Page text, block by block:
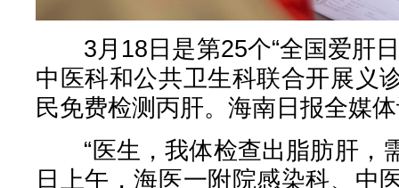
3月18日是第25个“全国爱肝日
中医科和公共卫生科联合开展义
民免费检测丙肝。海南日报全媒
“医生，我体检查出脂肪肝，
日上午，海医一附院感染科、中